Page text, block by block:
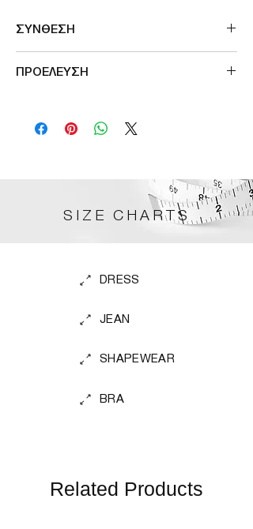
ΣΥΝΘΕΣΗ
81% Nylon
93% Nylon
Do not iron
ΠΡΟΕΛΕΥΣΗ
SIZE CHARTS
DRESS
JEAN
SHAPEWEAR
BRA
Related Products